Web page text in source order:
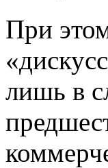
При
лишь в